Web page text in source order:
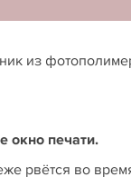
из
окно печати.
рвётся во